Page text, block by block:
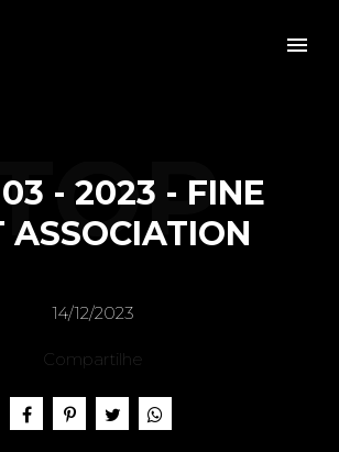
menu
- 2023 - FINE
ASSOCIATION
03 -
14/12/2023
Compartilhe